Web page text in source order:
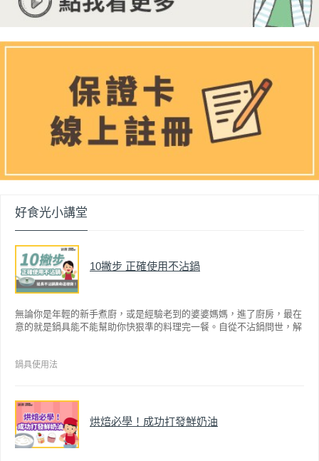
好食光小講堂
10撇步 正確使用不沾鍋
無論你是年輕的新手煮廚，或是經驗老到的婆婆媽媽，進了廚房，最在
意的就是鍋具能不能幫助你快狠準的料理完一餐。自從不沾鍋問世，解
因此金鑽不沾系列的鍋具，更年年穩居銷售排行榜的前幾名。然而如何
鍋具使用法
烘焙必學！成功打發鮮奶油